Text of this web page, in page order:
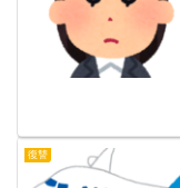
復讐